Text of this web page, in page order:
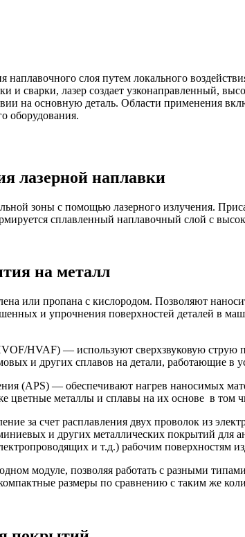
слоя путем локального
и сварки, лазер создает узконаправленный,
на основную деталь. Области применения
оборудования.
лазерной наплавки
зоны с помощью лазерного излучения.
сплавленный наплавочный слой с
на металл
или пропана с кислородом. Позволяют
и упрочнения поверхностей деталей в
HVAF) — используют сверхзвуковую струю
и других сплавов на детали, работающие в
(APS) — обеспечивают нагрев наносимых
цветные металлы и сплавы на их основе в том
за счет расплавления двух проволок из
и других металлических покрытий
и т.д.) рабочим поверхностям
модуле, позволяя работать с разными
размеры по сравнению с таким же